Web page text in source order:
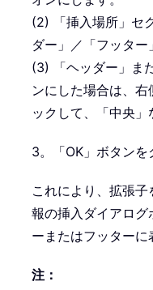
(2) 「挿入場所」セ
ダー」／「フッター
(3) 「ヘッダー」ま
ンにした場合は、
ックして、「中央」
3。「OK」ボタンを
これにより、拡張
報の挿入ダイアロ
ーまたはフッターに
注：